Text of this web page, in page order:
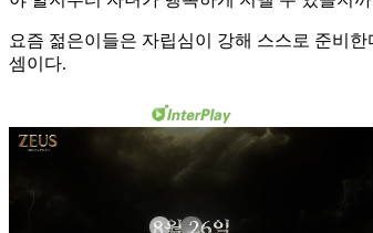
요즘 젊은이들은 자립심이 강해 스스로 준비
셈이다.